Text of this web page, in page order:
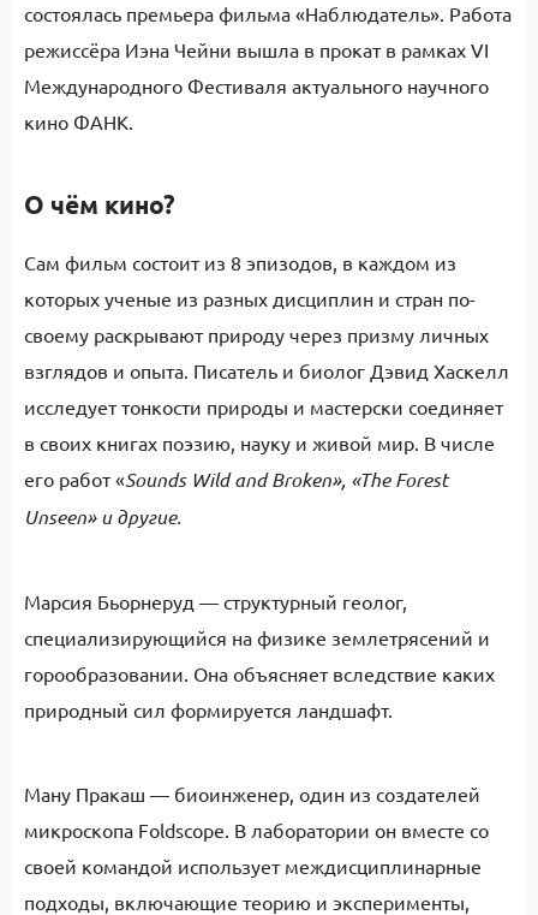
состоялась премьера фильма «Наблюдатель». Работа
режиссёра Иэна Чейни вышла в прокат в рамках VI
Международного Фестиваля актуального научного
кино ФАНК.
О чём кино?
Сам фильм состоит из 8 эпизодов, в каждом из
которых ученые из разных дисциплин и стран по-
своему раскрывают природу через призму личных
взглядов и опыта. Писатель и биолог Дэвид Хаскелл
исследует тонкости природы и мастерски соединяет
в своих книгах поэзию, науку и живой мир. В числе
его работ «Sounds Wild and Broken», «The Forest
Unseen» и другие.
Марсия Бьорнеруд — структурный геолог,
специализирующийся на физике землетрясений и
горообразовании. Она объясняет вследствие каких
природный сил формируется ландшафт.
Ману Пракаш — биоинженер, один из создателей
микроскопа Foldscope. В лаборатории он вместе со
своей командой использует междисциплинарные
подходы, включающие теорию и эксперименты,